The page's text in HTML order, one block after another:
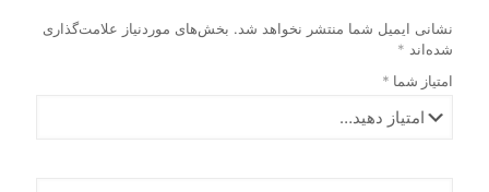
در
در
نشانی ایمیل شما منتشر نخواهد شد. بخش‌های موردنیاز علامت‌گذاری
شده‌اند *
امتیاز شما *